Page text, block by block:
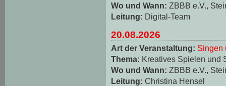
Wo und Wann: ZBBB e.V.,
Leitung: Digital-Team
20.08.2026
Art der Veranstaltung: Singen
Thema: Kreatives Spielen und
Wo und Wann: ZBBB e.V.,
Leitung: Christina Hensel